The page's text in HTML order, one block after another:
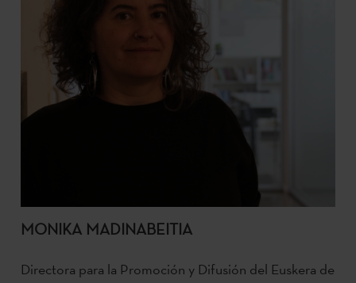
MONIKA MADINABEITIA
Directora para la Promoción y Difusión del Euskera de